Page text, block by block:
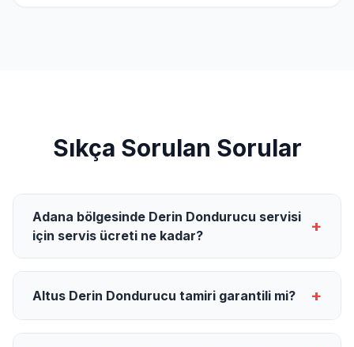
Sıkça Sorulan Sorular
Adana bölgesinde Derin Dondurucu servisi
için servis ücreti ne kadar?
+
Altus Derin Dondurucu tamiri garantili mi? +